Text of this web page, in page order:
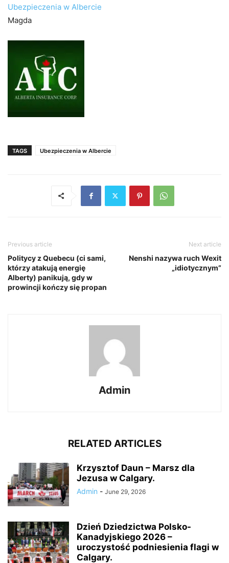
Ubezpieczenia w Albercie
Magda
TAGS Ubezpieczenia w Albercie
Previous article
Politycy z Quebecu (ci sami,
którzy atakują energię
Alberty) panikują, gdy w
prowincji kończy się propan
Next article
Nenshi nazywa ruch Wexit
„idiotycznym”
Admin
RELATED ARTICLES
Krzysztof Daun – Marsz dla
Jezusa w Calgary.
Admin - June 29, 2026
Dzień Dziedzictwa Polsko-
Kanadyjskiego 2026 –
uroczystość podniesienia flagi w
Calgary.